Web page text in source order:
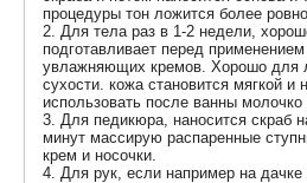
процедуры тон ложится более ровно
2. Для тела раз в 1-2 недели,
подготавливает перед
увлажняющих кремов. Хорошо для
сухости. кожа становится мягкой и
использовать после ванны
3. Для педикюра, наносится скраб
минут массирую распаренные
крем и носочки.
4. Для рук, если например на дачке